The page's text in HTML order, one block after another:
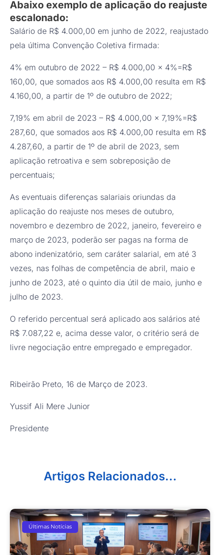
Abaixo exemplo de aplicação do reajuste
escalonado:
Salário de R$ 4.000,00 em junho de 2022, reajustado
pela última Convenção Coletiva firmada:
4% em outubro de 2022 – R$ 4.000,00 x 4%=R$
160,00, que somados aos R$ 4.000,00 resulta em R$
4.160,00, a partir de 1º de outubro de 2022;
7,19% em abril de 2023 – R$ 4.000,00 x 7,19%=R$
287,60, que somados aos R$ 4.000,00 resulta em R$
4.287,60, a partir de 1º de abril de 2023, sem
aplicação retroativa e sem sobreposição de
percentuais;
As eventuais diferenças salariais oriundas da
aplicação do reajuste nos meses de outubro,
novembro e dezembro de 2022, janeiro, fevereiro e
março de 2023, poderão ser pagas na forma de
abono indenizatório, sem caráter salarial, em até 3
vezes, nas folhas de competência de abril, maio e
junho de 2023, até o quinto dia útil de maio, junho e
julho de 2023.
O referido percentual será aplicado aos salários até
R$ 7.087,22 e, acima desse valor, o critério será de
livre negociação entre empregado e empregador.
Ribeirão Preto, 16 de Março de 2023.
Yussif Ali Mere Junior
Presidente
Artigos Relacionados...
Últimas Notícias